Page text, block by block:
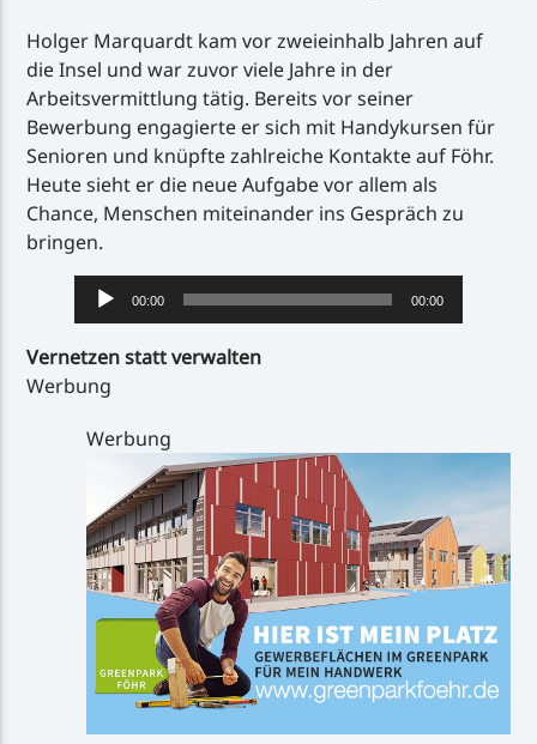
Holger Marquardt kam vor zweieinhalb Jahren auf
die Insel und war zuvor viele Jahre in der
Arbeitsvermittlung tätig. Bereits vor seiner
Bewerbung engagierte er sich mit Handykursen für
Senioren und knüpfte zahlreiche Kontakte auf Föhr.
Heute sieht er die neue Aufgabe vor allem als
Chance, Menschen miteinander ins Gespräch zu
bringen.
Audio-
Player
00:00 00:00
Vernetzen statt verwalten
Werbung
Werbung